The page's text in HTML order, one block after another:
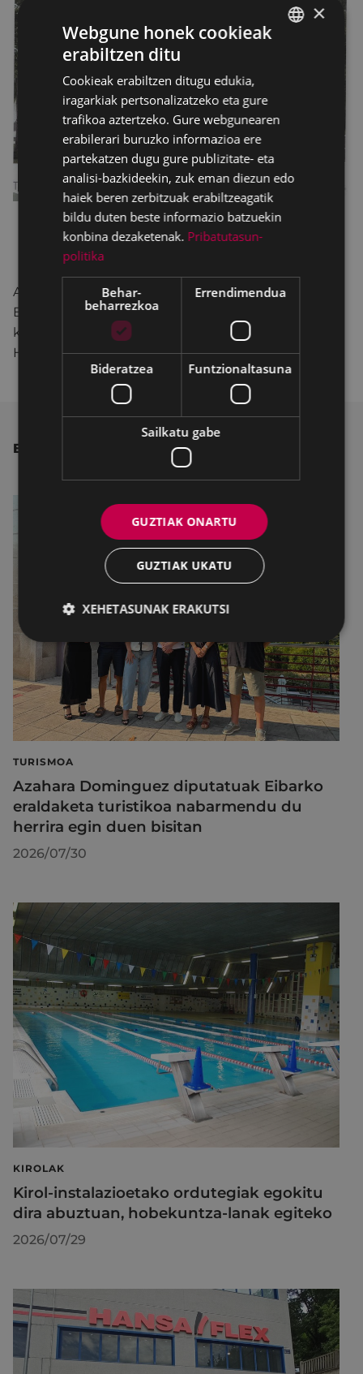
Alegazioak PEGORA,Herritarren Zerbitzurako
Bulegoan, aurkeztu beharko dira. Edozein
kontsultarako jo dezakezu Eibarko Udaleko
Hirigintza Sailera.
BESTE ALBISTE BATZUK
TURISMOA
Azahara Dominguez diputatuak Eibarko
eraldaketa turistikoa nabarmendu du
herrira egin duen bisitan
2026/07/30
KIROLAK
Kirol-instalazioetako ordutegiak egokitu
dira abuztuan, hobekuntza-lanak egiteko
2026/07/29
×
Webgune honek cookieak
erabiltzen ditu
Cookieak erabiltzen ditugu edukia,
iragarkiak pertsonalizatzeko eta gure
trafikoa aztertzeko. Gure webgunearen
erabilerari buruzko informazioa ere
partekatzen dugu gure publizitate- eta
analisi-bazkideekin, zuk eman diezun edo
haiek beren zerbitzuak erabiltzeagatik
bildu duten beste informazio batzuekin
konbina dezaketenak. Pribatutasun-
politika
Behar-
beharrezkoa
Errendimendua
Bideratzea Funtzionaltasuna
Sailkatu gabe
GUZTIAK ONARTU
GUZTIAK UKATU
XEHETASUNAK ERAKUTSI